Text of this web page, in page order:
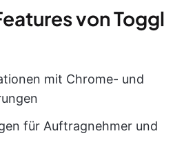
von Toggl
mit Chrome- und
für Auftragnehmer und